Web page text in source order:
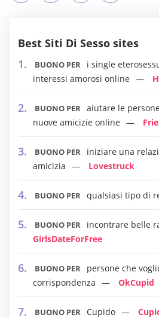
Best Siti Di Sesso sites
BUONO PER
i single
interessi amorosi online
BUONO PER aiutare le
nuove amicizie online
BUONO PER
iniziare una
amicizia
Lovestruck
BUONO PER qualsiasi tipo di
BUONO PER
incontrare belle
GirlsDateForFree
BUONO PER
persone che
corrispondenza
OkCupid
BUONO PER Cupido